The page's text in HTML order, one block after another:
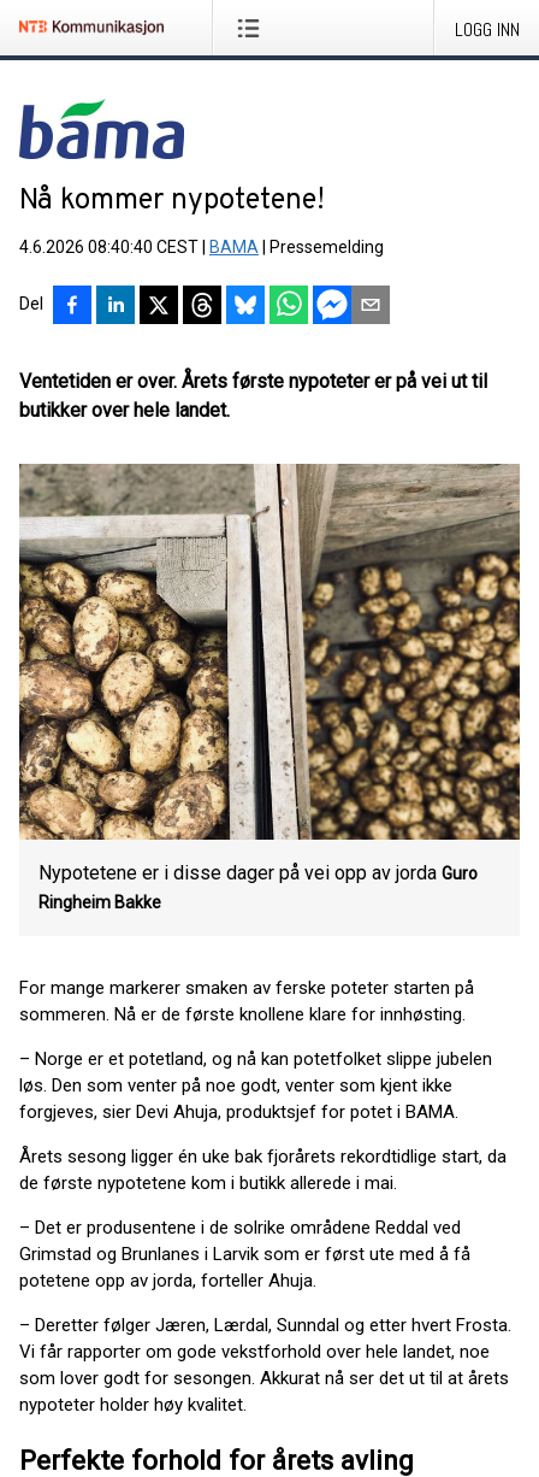
LOGG INN
Nå kommer nypotetene!
4.6.2026 08:40:40 CEST BAMA Pressemelding
Del
Ventetiden er over. Årets første nypoteter er på vei ut til
butikker over hele landet.
Nypotetene er i disse dager på vei opp av jorda Guro
Ringheim Bakke
For mange markerer smaken av ferske poteter starten på
sommeren. Nå er de første knollene klare for innhøsting.
– Norge er et potetland, og nå kan potetfolket slippe jubelen
løs. Den som venter på noe godt, venter som kjent ikke
forgjeves, sier Devi Ahuja, produktsjef for potet i BAMA.
Årets sesong ligger én uke bak fjorårets rekordtidlige start, da
de første nypotetene kom i butikk allerede i mai.
– Det er produsentene i de solrike områdene Reddal ved
Grimstad og Brunlanes i Larvik som er først ute med å få
potetene opp av jorda, forteller Ahuja.
– Deretter følger Jæren, Lærdal, Sunndal og etter hvert Frosta.
Vi får rapporter om gode vekstforhold over hele landet, noe
som lover godt for sesongen. Akkurat nå ser det ut til at årets
nypoteter holder høy kvalitet.
Perfekte forhold for årets avling